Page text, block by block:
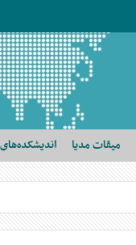
میقات مدیا